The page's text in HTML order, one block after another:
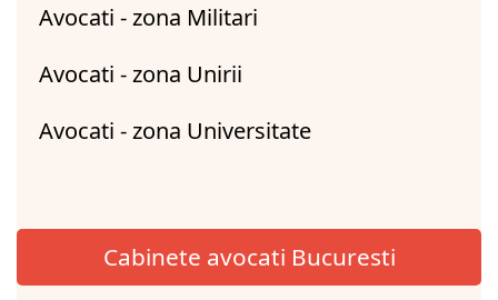
Avocati - zona Militari
Avocati - zona Unirii
Avocati - zona Universitate
Cabinete avocati Bucuresti